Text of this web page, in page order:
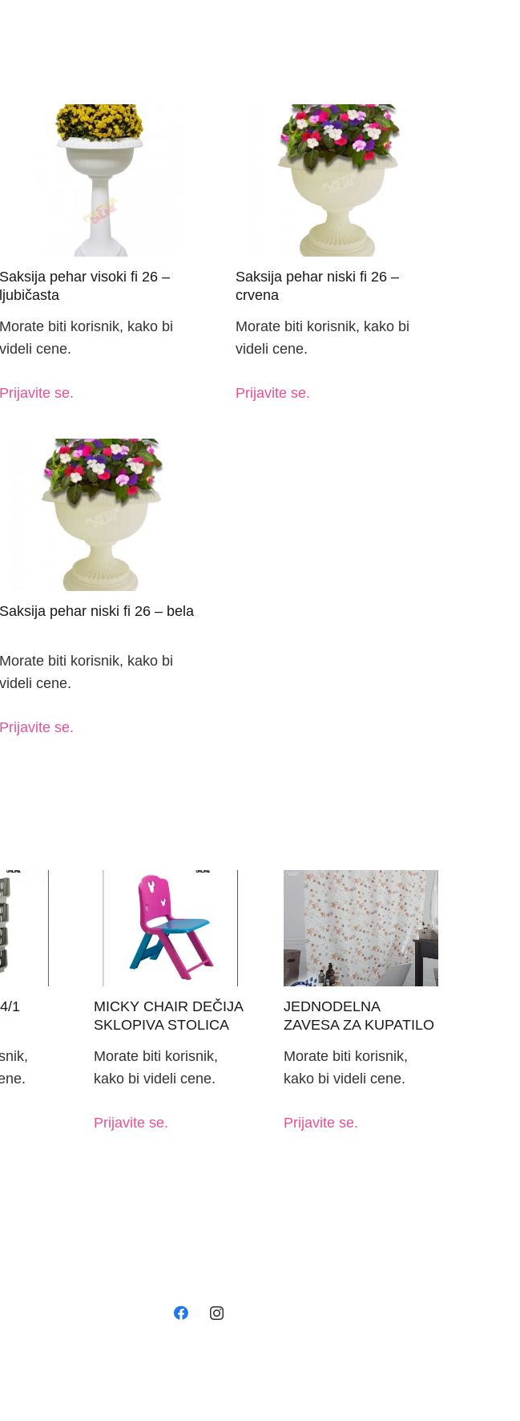
Saksija pehar visoki fi 26 –
ljubičasta
Morate biti korisnik, kako bi
videli cene.
Prijavite se.
Saksija pehar niski fi 26 –
crvena
Morate biti korisnik, kako bi
videli cene.
Prijavite se.
Saksija pehar niski fi 26 – bela
Morate biti korisnik, kako bi
videli cene.
Prijavite se.
1
MICKY CHAIR DEČIJA
SKLOPIVA STOLICA
Morate biti korisnik,
kako bi videli cene.
Prijavite se.
JEDNODELNA
ZAVESA ZA KUPATILO
Morate biti korisnik,
kako bi videli cene.
Prijavite se.